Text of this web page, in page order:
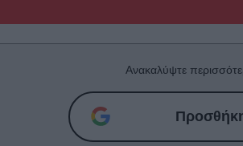
Ανακαλύψτε